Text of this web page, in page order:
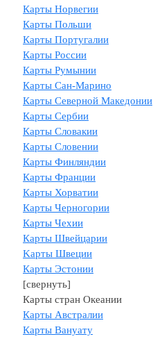
Карты Норвегии
Карты Польши
Карты Португалии
Карты России
Карты Румынии
Карты Сан-Марино
Карты Северной Македонии
Карты Сербии
Карты Словакии
Карты Словении
Карты Финляндии
Карты Франции
Карты Хорватии
Карты Черногории
Карты Чехии
Карты Швейцарии
Kарты Швеции
Карты Эстонии
[свернуть]
Карты стран Океании
Карты Австралии
Карты Вануату